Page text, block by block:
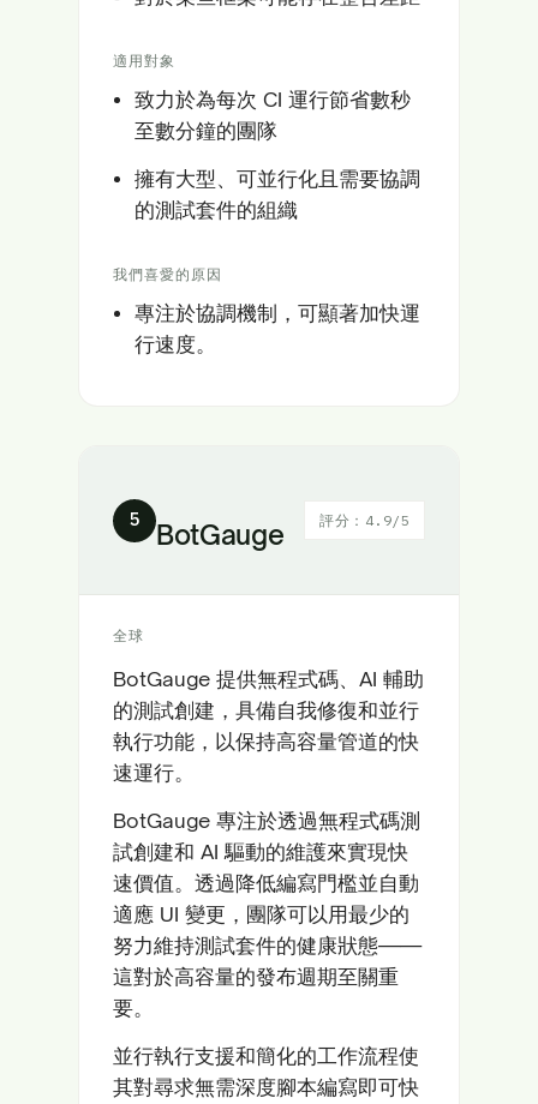
適用對象
致力於為每次 CI 運行節省數秒
至數分鐘的團隊
擁有大型、可並行化且需要協調
的測試套件的組織
我們喜愛的原因
專注於協調機制，可顯著加快運
行速度。
5 BotGauge 評分：4.9/5
全球
BotGauge 提供無程式碼、AI 輔助
的測試創建，具備自我修復和並行
執行功能，以保持高容量管道的快
速運行。
BotGauge 專注於透過無程式碼測
試創建和 AI 驅動的維護來實現快
速價值。透過降低編寫門檻並自動
適應 UI 變更，團隊可以用最少的
努力維持測試套件的健康狀態——
這對於高容量的發布週期至關重
要。
並行執行支援和簡化的工作流程使
其對尋求無需深度腳本編寫即可快